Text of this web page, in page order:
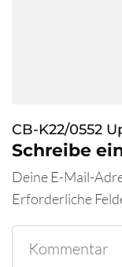
CB-K22/0552
Schreibe
Deine E-Mail-
Erforderliche